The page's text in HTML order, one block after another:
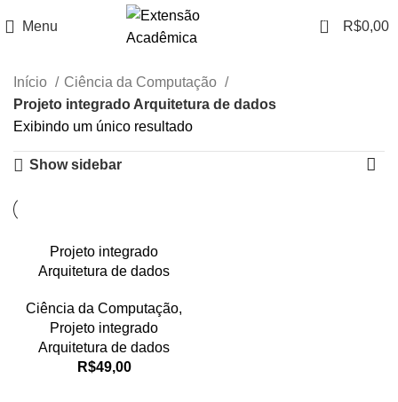
Menu 0 R$0,00
Início
Ciência da Computação
Projeto integrado Arquitetura de dados
Exibindo um único resultado
Show sidebar
Projeto integrado
Arquitetura de dados
Ciência da Computação,
Projeto integrado
Arquitetura de dados
R$49,00